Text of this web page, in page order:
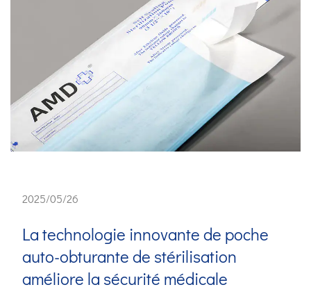
2025/05/26
La technologie innovante de poche
auto-obturante de stérilisation
améliore la sécurité médicale